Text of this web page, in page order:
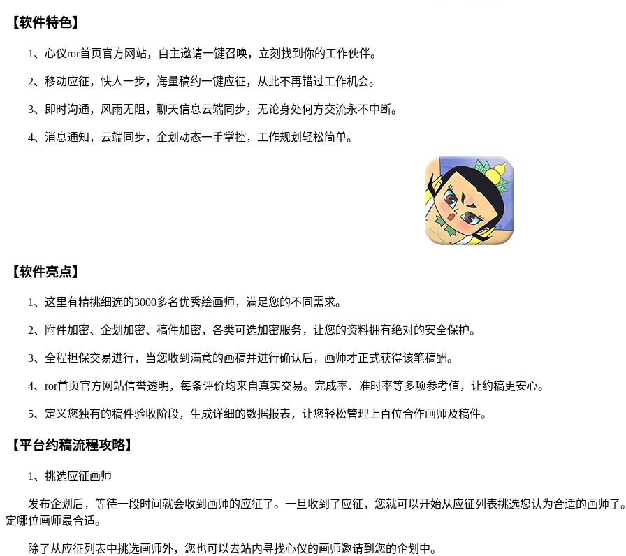
【软件特色】
1、心仪ror首页官方网站，自主邀请一键召唤，立刻找到你的工作伙伴。
2、移动应征，快人一步，海量稿约一键应征，从此不再错过工作机会。
3、即时沟通，风雨无阻，聊天信息云端同步，无论身处何方交流永不中断。
4、消息通知，云端同步，企划动态一手掌控，工作规划轻松简单。
【软件亮点】
1、这里有精挑细选的3000多名优秀绘画师，满足您的不同需求。
2、附件加密、企划加密、稿件加密，各类可选加密服务，让您的资料拥有绝对的安全保护。
3、全程担保交易进行，当您收到满意的画稿并进行确认后，画师才正式获得该笔稿酬。
4、ror首页官方网站信誉透明，每条评价均来自真实交易。完成率、准时率等多项参考值，让约稿更安心。
5、定义您独有的稿件验收阶段，生成详细的数据报表，让您轻松管理上百位合作画师及稿件。
【平台约稿流程攻略】
1、挑选应征画师
发布企划后，等待一段时间就会收到画师的应征了。一旦收到了应征，您就可以开始从应征列表挑选您认为合适的画师了
定哪位画师最合适。
除了从应征列表中挑选画师外，您也可以去站内寻找心仪的画师邀请到您的企划中。